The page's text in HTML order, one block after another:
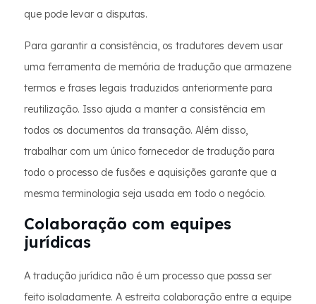
que pode levar a disputas.
Para garantir a consistência, os tradutores devem usar
uma ferramenta de memória de tradução que armazene
termos e frases legais traduzidos anteriormente para
reutilização. Isso ajuda a manter a consistência em
todos os documentos da transação. Além disso,
trabalhar com um único fornecedor de tradução para
todo o processo de fusões e aquisições garante que a
mesma terminologia seja usada em todo o negócio.
Colaboração com equipes
jurídicas
A tradução jurídica não é um processo que possa ser
feito isoladamente. A estreita colaboração entre a equipe